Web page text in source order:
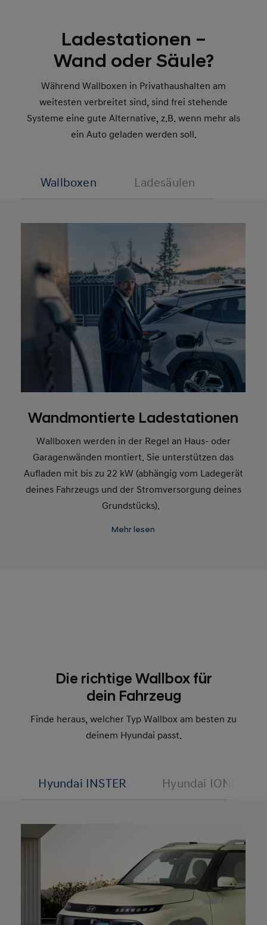
Ladestationen –
Wand oder Säule?
Während Wallboxen in Privathaushalten am
weitesten verbreitet sind, sind frei stehende
Systeme eine gute Alternative, z.B. wenn mehr als
ein Auto geladen werden soll.
Wallboxen Ladesäulen
Wandmontierte Ladestationen
Wallboxen werden in der Regel an Haus- oder
Garagenwänden montiert. Sie unterstützen das
Aufladen mit bis zu 22 kW (abhängig vom Ladegerät
deines Fahrzeugs und der Stromversorgung deines
Grundstücks).
Mehr lesen
Die richtige Wallbox für
dein Fahrzeug
Finde heraus, welcher Typ Wallbox am besten zu
deinem Hyundai passt.
Hyundai INSTER Hyundai IONIQ 5